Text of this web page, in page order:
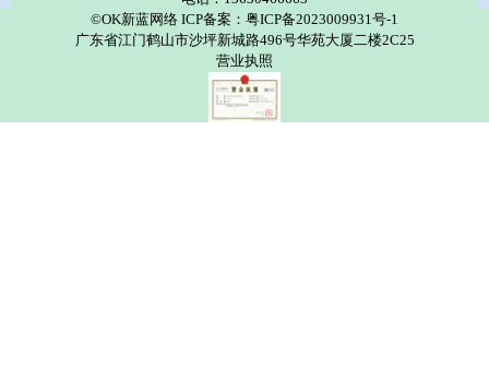
©OK新蓝网络 ICP备案：粤ICP备2023009931号-1
广东省江门鹤山市沙坪新城路496号华苑大厦二楼2C25
营业执照